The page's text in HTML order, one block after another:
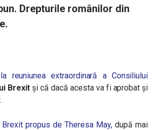
Drepturile românilor din
reuniunea extraordinară a Consiliului
Brexit și că dacă acesta va fi aprobat și
propus de Theresa May,după mai